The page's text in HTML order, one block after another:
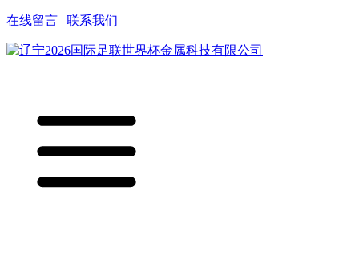
在线留言 联系我们